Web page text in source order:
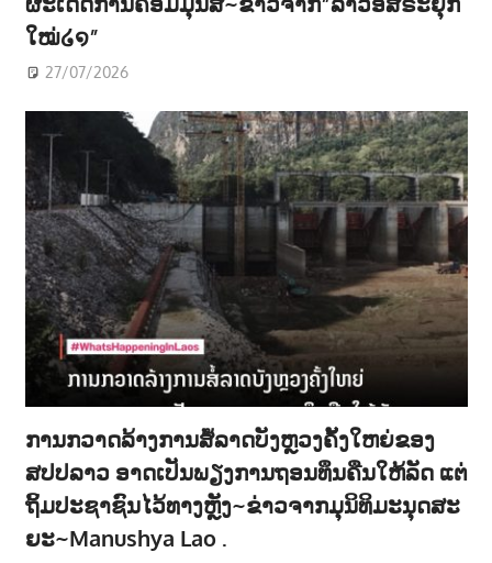
ໃໝ່໒໑”
27/07/2026
ການກວາດລ້າງການສໍ້ລາດບັງຫຼວງຄັ້ງໃຫຍ່ຂອງ
ສປປລາວ ອາດເປັນພຽງການຖອນທຶນຄືນໃຫ້ລັດ ແຕ່
ຖິ້ມປະຊາຊົນໄວ້ທາງຫຼັງ~ຂ່າວຈາກມຸນິທິມະນຸດສະ
ຍະ~Manushya Lao .